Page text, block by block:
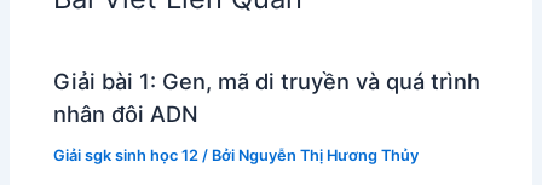
Giải bài 1: Gen, mã di truyền và quá trình
nhân đôi ADN
Giải sgk sinh học 12 / Bởi Nguyễn Thị Hương Thủy